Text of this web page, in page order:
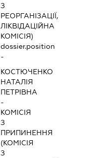
З
РЕОРГАНІЗАЦІЇ,
ЛІКВІДАЦІЙНА
КОМІСІЯ)
dossier.position
-
КОСТЮЧЕНКО
НАТАЛІЯ
ПЕТРІВНА
-
КОМІСІЯ
З
ПРИПИНЕННЯ
(КОМІСІЯ
З